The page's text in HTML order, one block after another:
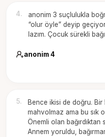
4.
anonim 3 suçlulukla
“olur öyle” deyip
lazım. Çocuk sürekli
anonim 4
5.
Bence ikisi de doğru. Bir
mahvolmaz ama bu sık
Önemli olan
Annem yoruldu,